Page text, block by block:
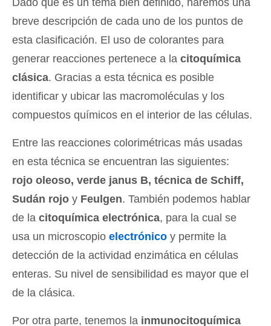
Dado que es un tema bien definido, haremos una
breve descripción de cada uno de los puntos de
esta clasificación. El uso de colorantes para
generar reacciones pertenece a la citoquímica
clásica. Gracias a esta técnica es posible
identificar y ubicar las macromoléculas y los
compuestos químicos en el interior de las células.
Entre las reacciones colorimétricas más usadas
en esta técnica se encuentran las siguientes:
rojo oleoso, verde janus B, técnica de Schiff,
Sudán rojo y Feulgen. También podemos hablar
de la citoquímica electrónica, para la cual se
usa un microscopio electrónico y permite la
detección de la actividad enzimática en células
enteras. Su nivel de sensibilidad es mayor que el
de la clásica.
Por otra parte, tenemos la inmunocitoquímica